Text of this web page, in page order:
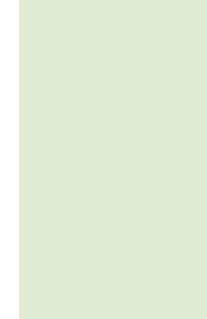
SERVIZI IN
Area
Le radici della